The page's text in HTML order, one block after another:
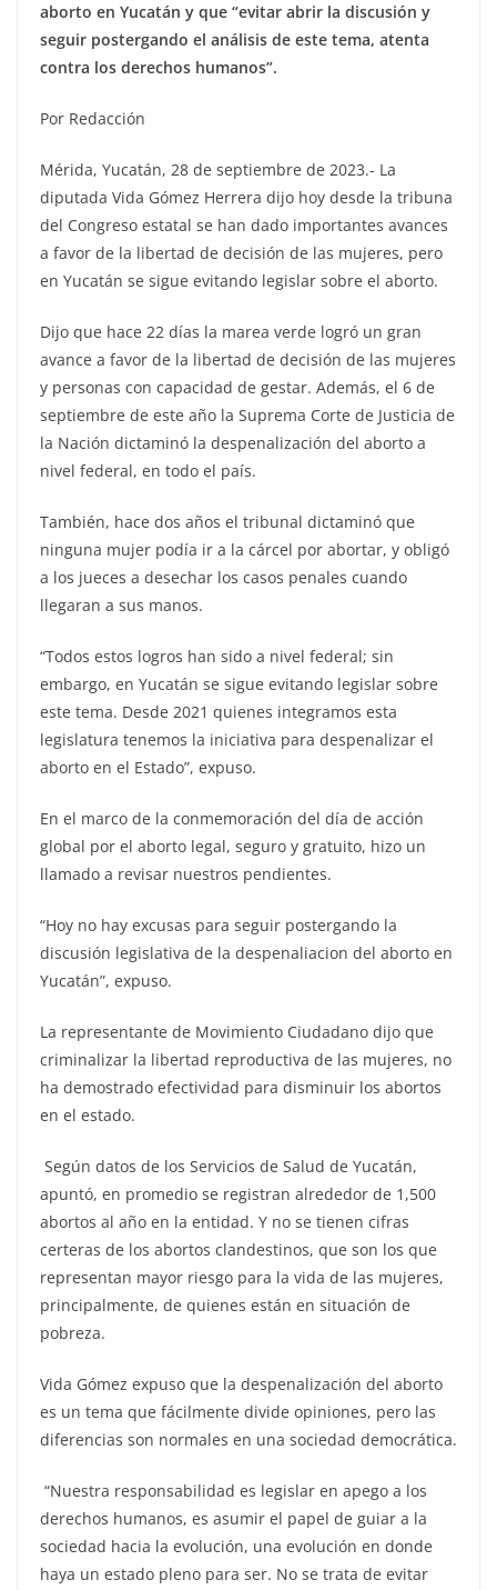
aborto en Yucatán y que “evitar abrir la discusión y
seguir postergando el análisis de este tema, atenta
contra los derechos humanos”.
Por Redacción
Mérida, Yucatán, 28 de septiembre de 2023.- La
diputada Vida Gómez Herrera dijo hoy desde la tribuna
del Congreso estatal se han dado importantes avances
a favor de la libertad de decisión de las mujeres, pero
en Yucatán se sigue evitando legislar sobre el aborto.
Dijo que hace 22 días la marea verde logró un gran
avance a favor de la libertad de decisión de las mujeres
y personas con capacidad de gestar. Además, el 6 de
septiembre de este año la Suprema Corte de Justicia de
la Nación dictaminó la despenalización del aborto a
nivel federal, en todo el país.
También, hace dos años el tribunal dictaminó que
ninguna mujer podía ir a la cárcel por abortar, y obligó
a los jueces a desechar los casos penales cuando
llegaran a sus manos.
“Todos estos logros han sido a nivel federal; sin
embargo, en Yucatán se sigue evitando legislar sobre
este tema. Desde 2021 quienes integramos esta
legislatura tenemos la iniciativa para despenalizar el
aborto en el Estado”, expuso.
En el marco de la conmemoración del día de acción
global por el aborto legal, seguro y gratuito, hizo un
llamado a revisar nuestros pendientes.
“Hoy no hay excusas para seguir postergando la
discusión legislativa de la despenaliacion del aborto en
Yucatán”, expuso.
La representante de Movimiento Ciudadano dijo que
criminalizar la libertad reproductiva de las mujeres, no
ha demostrado efectividad para disminuir los abortos
en el estado.
Según datos de los Servicios de Salud de Yucatán,
apuntó, en promedio se registran alrededor de 1,500
abortos al año en la entidad. Y no se tienen cifras
certeras de los abortos clandestinos, que son los que
representan mayor riesgo para la vida de las mujeres,
principalmente, de quienes están en situación de
pobreza.
Vida Gómez expuso que la despenalización del aborto
es un tema que fácilmente divide opiniones, pero las
diferencias son normales en una sociedad democrática.
“Nuestra responsabilidad es legislar en apego a los
derechos humanos, es asumir el papel de guiar a la
sociedad hacia la evolución, una evolución en donde
haya un estado pleno para ser. No se trata de evitar